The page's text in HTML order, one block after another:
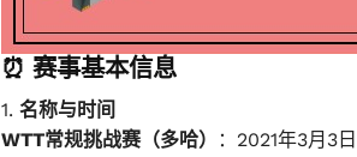
⏰ 赛事基本信息
1. 名称与时间
WTT常规挑战赛（多哈）
：2021年3月3